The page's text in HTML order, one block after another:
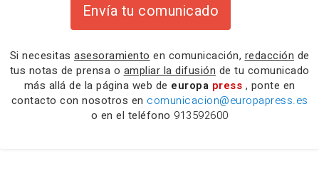
Envía tu comunicado
Si necesitas asesoramiento en comunicación, redacción de
tus notas de prensa o ampliar la difusión de tu comunicado
más allá de la página web de europa press , ponte en
contacto con nosotros en comunicacion@europapress.es
o en el teléfono 913592600